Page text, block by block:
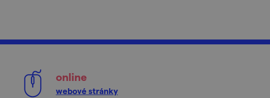
online
webové stránky